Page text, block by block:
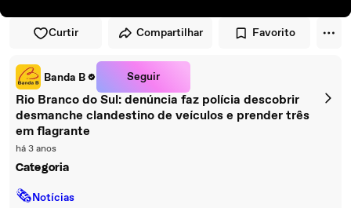
Curtir Compartilhar Favorito
Banda B Seguir
Rio Branco do Sul: denúncia faz polícia descobrir
desmanche clandestino de veículos e prender três
em flagrante
há 3 anos
Categoria
🗞Notícias